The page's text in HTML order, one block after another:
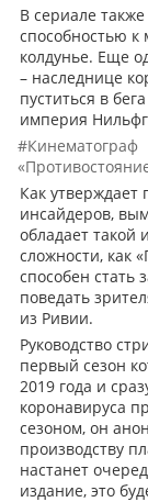
В сериале
способностью к
колдунье. Еще
– наследнице
пуститься в
империя
#Кинематограф
Как утверждает
инсайдеров,
обладает такой
сложности, как
способен стать
поведать
из Ривии.
Руководство
первый сезон
2019 года и
коронавируса
сезоном, он
производству
настанет
издание, это